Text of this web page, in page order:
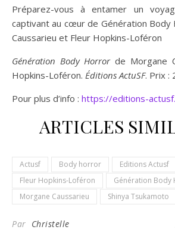
Préparez-vous à entamer un
captivant au cœur de Génération
Caussarieu et Fleur Hopkins-Loféron
Génération Body Horrorde Morgane
Hopkins-Loféron. Éditions ActuSF. Prix :
Pour plus d’info : https://editions-
ARTICLES
Actusf Body horror Editions Actusf
Fleur Hopkins-Loféron
Génération Body
Morgane Caussarieu
Shinya Tsukamoto
Par Christelle